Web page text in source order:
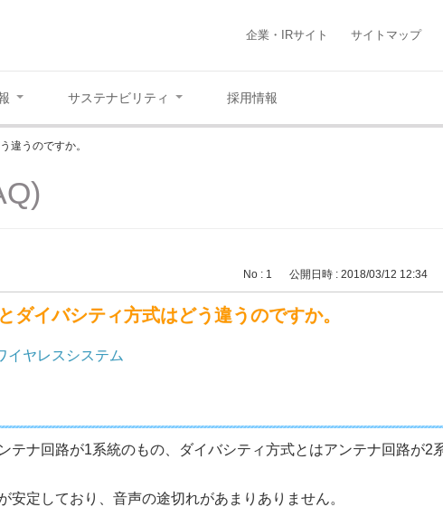
企業・IRサイト サイトマップ
サステナビリティ 採用情報
違うのですか。
No : 1 公開日時 : 2018/03/12 12:34
ダイバシティ方式はどう違うのですか。
イヤレスシステム
テナ回路が1系統のもの、ダイバシティ方式とはアンテナ回路が2
安定しており、音声の途切れがあまりありません。